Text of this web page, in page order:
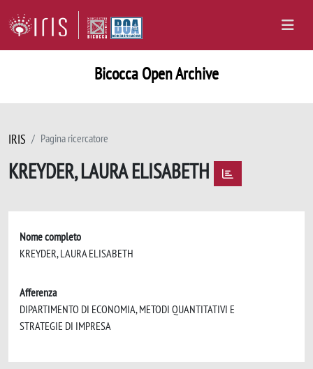
Bicocca Open Archive
IRIS Pagina ricercatore
KREYDER, LAURA ELISABETH
Nome completo
KREYDER, LAURA ELISABETH
Afferenza
DIPARTIMENTO DI ECONOMIA, METODI QUANTITATIVI E
STRATEGIE DI IMPRESA